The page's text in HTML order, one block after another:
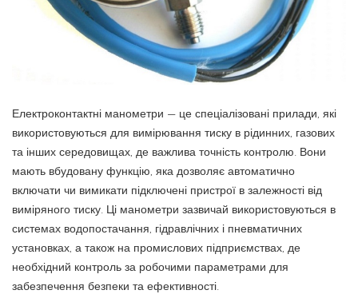
Електроконтактні манометри — це спеціалізовані прилади, які
використовуються для вимірювання тиску в рідинних, газових
та інших середовищах, де важлива точність контролю. Вони
мають вбудовану функцію, яка дозволяє автоматично
включати чи вимикати підключені пристрої в залежності від
виміряного тиску. Ці манометри зазвичай використовуються в
системах водопостачання, гідравлічних і пневматичних
установках, а також на промислових підприємствах, де
необхідний контроль за робочими параметрами для
забезпечення безпеки та ефективності.